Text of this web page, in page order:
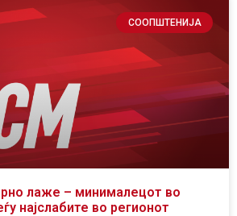
СООПШТЕНИЈА
лаже – минималецот во
најслабите во регионот